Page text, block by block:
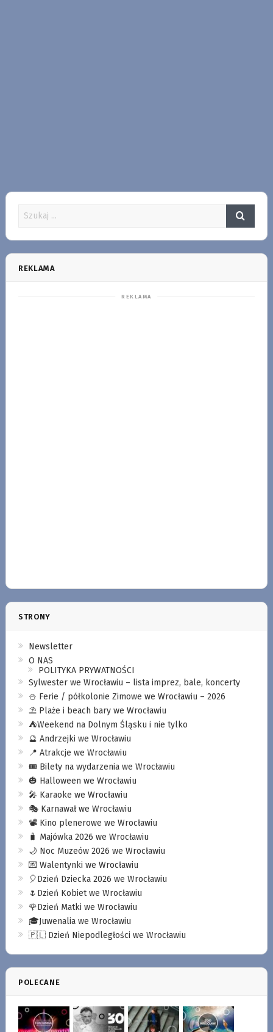
REKLAMA
STRONY
Newsletter
O NAS
POLITYKA PRYWATNOŚCI
Sylwester we Wrocławiu – lista imprez, bale, koncerty
⛄️ Ferie / półkolonie Zimowe we Wrocławiu – 2026
⛱️ Plaże i beach bary we Wrocławiu
⛺️Weekend na Dolnym Śląsku i nie tylko
🔮 Andrzejki we Wrocławiu
📍 Atrakcje we Wrocławiu
🎟️ Bilety na wydarzenia we Wrocławiu
🎃 Halloween we Wrocławiu
🎤 Karaoke we Wrocławiu
🎭 Karnawał we Wrocławiu
📽️ Kino plenerowe we Wrocławiu
🧳 Majówka 2026 we Wrocławiu
🌙 Noc Muzeów 2026 we Wrocławiu
💌 Walentynki we Wrocławiu
🎈Dzień Dziecka 2026 we Wrocławiu
🌷Dzień Kobiet we Wrocławiu
🌹Dzień Matki we Wrocławiu
🎓Juwenalia we Wrocławiu
🇵🇱 Dzień Niepodległości we Wrocławiu
POLECANE